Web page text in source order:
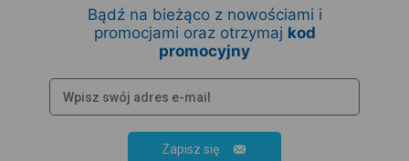
Bądź na bieżąco z nowościami i
promocjami oraz otrzymaj kod
promocyjny
Zapisz się